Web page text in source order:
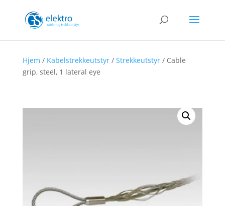
Hjem / Kabelstrekkeutstyr/ Strekkeutstyr/ Cable
grip, steel, 1 lateral eye